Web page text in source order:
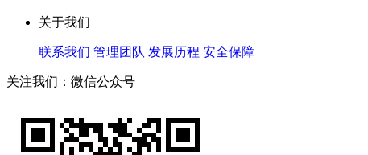
关于我们
联系我们 管理团队 发展历程 安全保障
关注我们：微信公众号